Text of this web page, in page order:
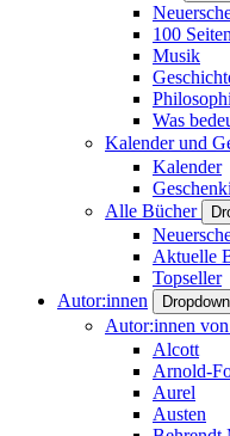
100 Seiten
Musik
Was
Kalender und
Kalender
Alle Bücher
Aktuelle
Topseller
Autor:innen
Autor:innen
Alcott
Arnold-
Aurel
Austen